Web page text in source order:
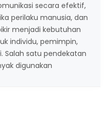
secara efektif,
perilaku manusia, dan
menjadi kebutuhan
individu, pemimpin,
Salah satu pendekatan
digunakan